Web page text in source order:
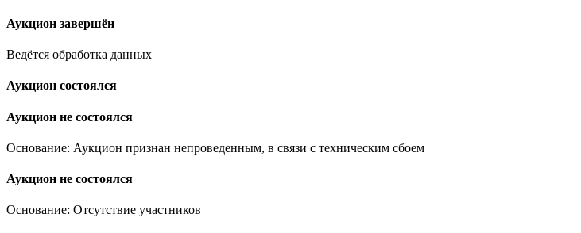
Аукцион завершён
Ведётся обработка данных
Аукцион состоялся
Аукцион не состоялся
Основание: Аукцион признан непроведенным, в связи с техническим сбоем
Аукцион не состоялся
Основание: Отсутствие участников